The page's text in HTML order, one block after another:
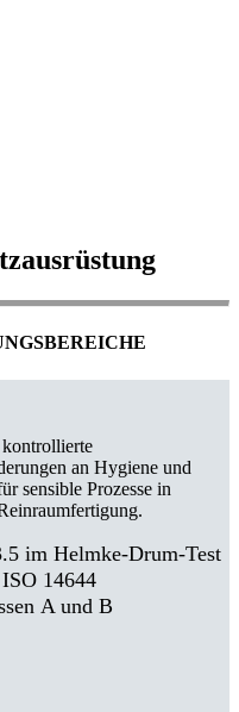
an Hygiene und
sensible Prozesse in
im Helmke-Drum-Test
14644
A und B